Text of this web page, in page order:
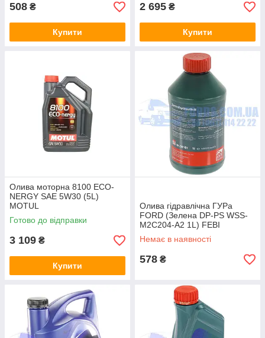
508 ₴
Купити
2 695 ₴
Купити
Олива моторна 8100 ECO-
NERGY SAE 5W30 (5L)
MOTUL
Готово до відправки
3 109 ₴
Купити
Олива гідравлічна ГУРа
FORD (Зелена DP-PS WSS-
M2C204-A2 1L) FEBI
BILSTEIN
Немає в наявності
578 ₴